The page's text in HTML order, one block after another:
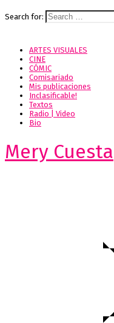
Search for:
ARTES VISUALES
CINE
CÓMIC
Comisariado
Mis publicaciones
Inclasificable!
Textos
Radio | Video
Bio
Mery Cuesta